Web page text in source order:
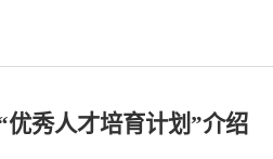
优秀人才培育计划”介绍